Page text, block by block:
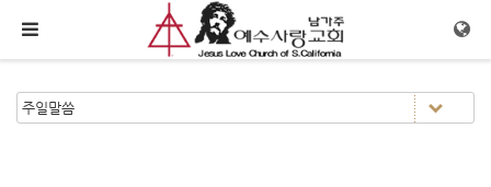
메뉴 건너뛰기